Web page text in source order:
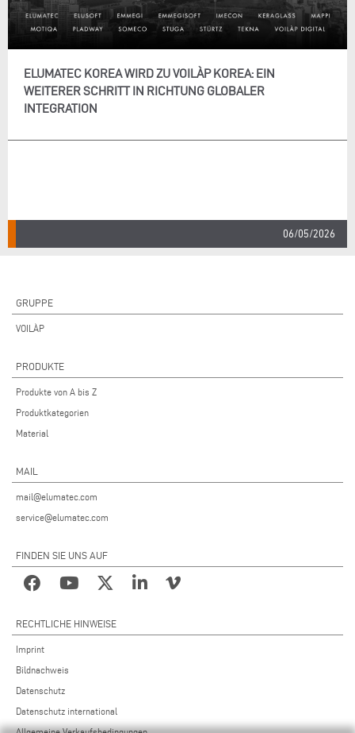
ELUMATEC KOREA WIRD ZU VOILÀP KOREA: EIN
WEITERER SCHRITT IN RICHTUNG GLOBALER
INTEGRATION
06/05/2026
GRUPPE
VOILÀP
PRODUKTE
Produkte von A bis Z
Produktkategorien
Material
MAIL
mail@elumatec.com
service@elumatec.com
FINDEN SIE UNS AUF
RECHTLICHE HINWEISE
Imprint
Bildnachweis
Datenschutz
Datenschutz international